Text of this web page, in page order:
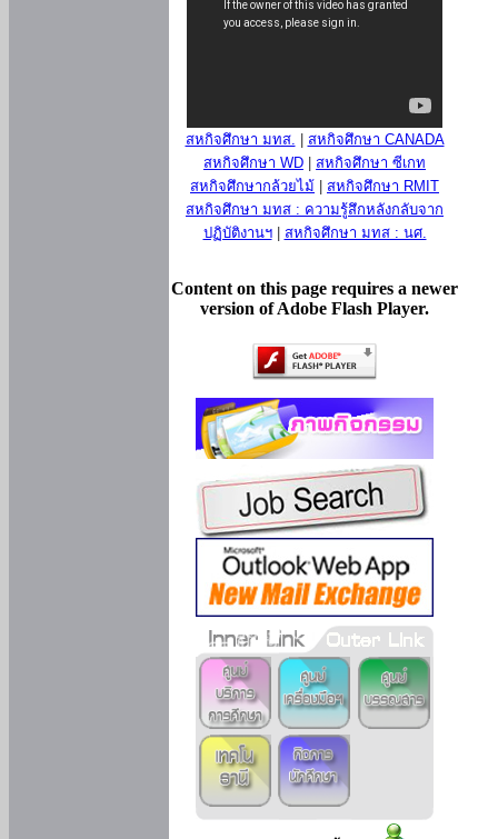
สหกิจศึกษา มทส.
สหกิจศึกษา CANADA
สหกิจศึกษา WD
สหกิจศึกษา ซีเกท
สหกิจศึกษากล้วยไม้
สหกิจศึกษา RMIT
สหกิจศึกษา มทส : ความรู้สึกหลังกลับจาก
ปฏิบัติงานฯ| สหกิจศึกษา มทส : นศ.
Content on this page requires a newer
version of Adobe Flash Player.